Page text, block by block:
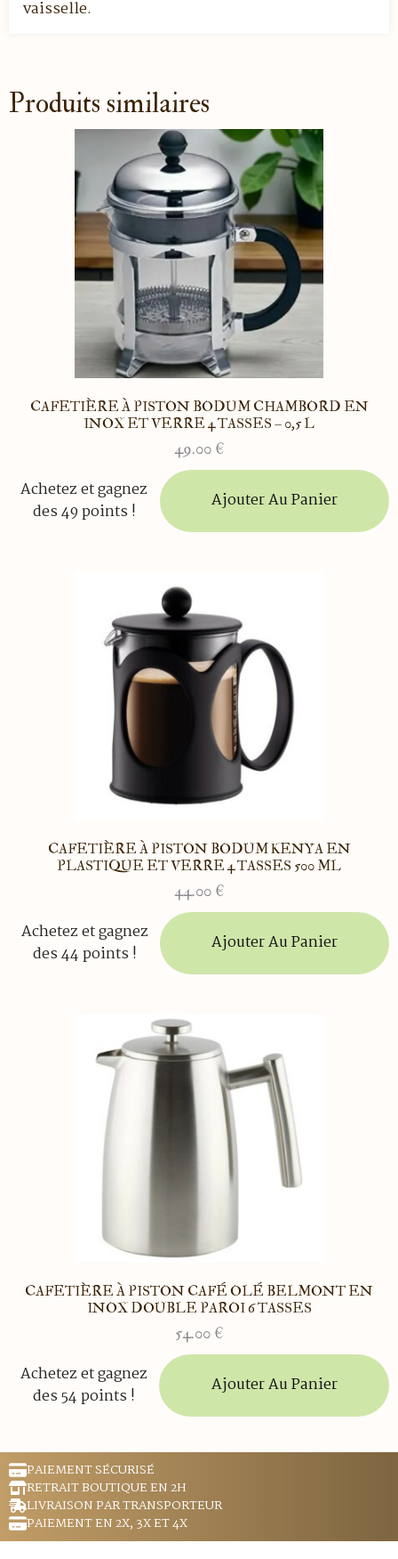
vaisselle.
Produits similaires
CAFETIÈRE À PISTON BODUM CHAMBORD EN
INOX ET VERRE 4 TASSES – 0,5 L
49.00 €
Achetez et gagnez
des 49 points !
Ajouter Au Panier
CAFETIÈRE À PISTON BODUM KENYA EN
PLASTIQUE ET VERRE 4 TASSES 500 ML
44.00 €
Achetez et gagnez
des 44 points !
Ajouter Au Panier
CAFETIÈRE À PISTON CAFÉ OLÉ BELMONT EN
INOX DOUBLE PAROI 6 TASSES
54.00 €
Achetez et gagnez
des 54 points !
Ajouter Au Panier
PAIEMENT SÉCURISÉ
RETRAIT BOUTIQUE EN 2H
LIVRAISON PAR TRANSPORTEUR
PAIEMENT EN 2X, 3X ET 4X